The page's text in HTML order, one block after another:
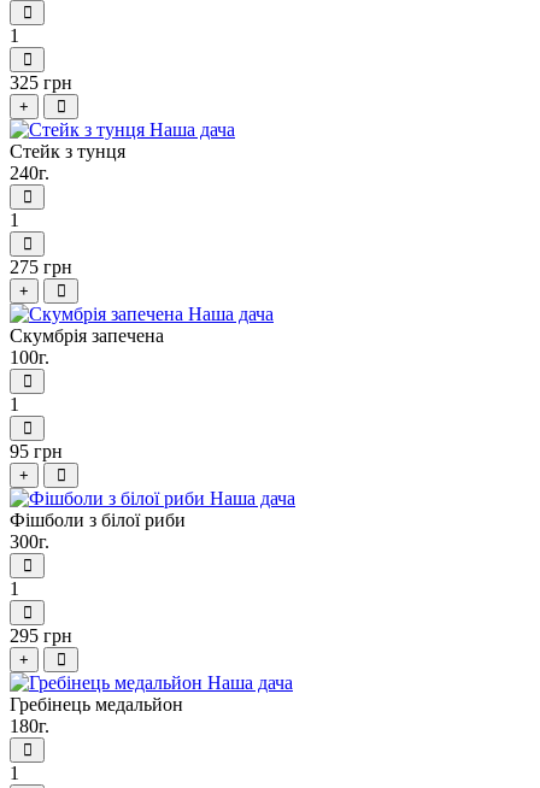
1
325 грн
+
Стейк з тунця
240г.
1
275 грн
+
Скумбрія запечена
100г.
1
95 грн
+
Фішболи з білої риби
300г.
1
295 грн
+
Гребінець медальйон
180г.
1